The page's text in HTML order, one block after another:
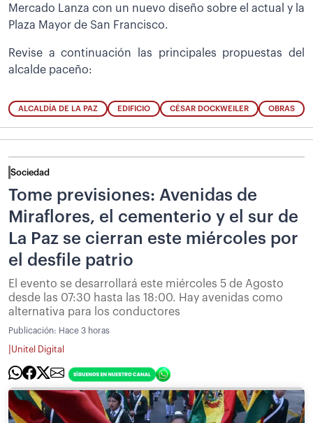
Mercado Lanza con un nuevo diseño sobre el actual y la
Plaza Mayor de San Francisco.
Revise a continuación las principales propuestas del
alcalde paceño:
ALCALDÍA DE LA PAZ EDIFICIO CÉSAR DOCKWEILER OBRAS
Sociedad
Tome previsiones: Avenidas de
Miraflores, el cementerio y el sur de
La Paz se cierran este miércoles por
el desfile patrio
El evento se desarrollará este miércoles 5 de Agosto
desde las 07:30 hasta las 18:00. Hay avenidas como
alternativa para los conductores
Publicación: Hace 3 horas
Unitel Digital